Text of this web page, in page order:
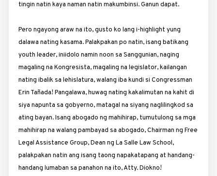
tingin natin kaya naman natin makumbinsi. Ganun dapat.
Pero ngayong araw na ito, gusto ko lang i-highlight yung
dalawa nating kasama. Palakpakan po natin, isang batikang
youth leader, iniidolo namin noon sa Sanggunian, naging
magaling na Kongresista, magaling na legislator, kailangan
nating ibalik sa lehislatura, walang iba kundi si Congressman
Erin Tañada! Pangalawa, huwag nating kakalimutan na kahit di
siya napunta sa gobyerno, matagal na siyang naglilingkod sa
ating bayan. Isang abogado ng mahihirap, tumutulong sa mga
mahihirap na walang pambayad sa abogado, Chairman ng Free
Legal Assistance Group, Dean ng La Salle Law School,
palakpakan natin ang isang taong napakatapang at handang-
handang lumaban sa panahon na ito, Atty. Diokno!